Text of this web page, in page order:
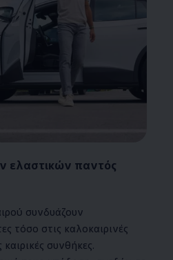
ελαστικών παντός
συνδυάζουν
τόσο στις καλοκαιρινές
καιρικές συνθήκες.